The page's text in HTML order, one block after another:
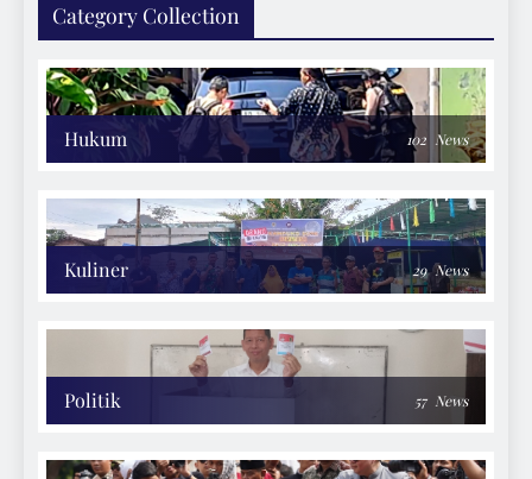
Category Collection
Hukum 102 News
Kuliner 29 News
Politik 57 News